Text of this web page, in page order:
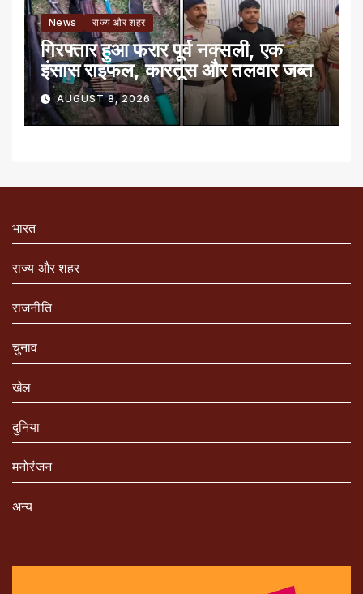
News राज्य और शहर
गिरफ्तार हुआ फरार पूर्व नक्सली, एक
इंसास राइफल, कारतूस और तलवार जब्त
AUGUST 8, 2026
भारत
राज्य और शहर
राजनीति
चुनाव
खेल
दुनिया
मनोरंजन
अन्य